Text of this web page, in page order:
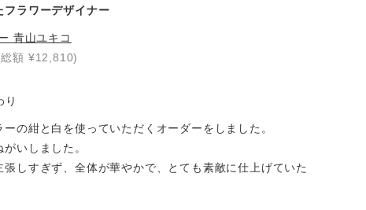
フラワーデザイナー
青山ユキコ
額 ¥12,810)
り
の紺と白を使っていただくオーダーをしました。
いしました。
張しすぎず、全体が華やかで、とても素敵に仕上げていた